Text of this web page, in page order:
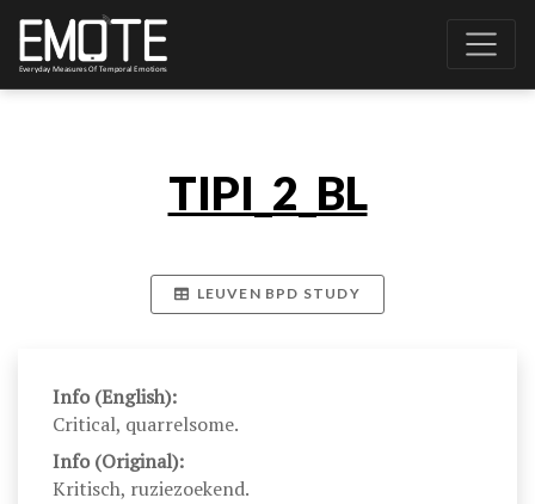
TIPI_2_BL
LEUVEN BPD STUDY
Info (English):
Critical, quarrelsome.
Info (Original):
Kritisch, ruziezoekend.